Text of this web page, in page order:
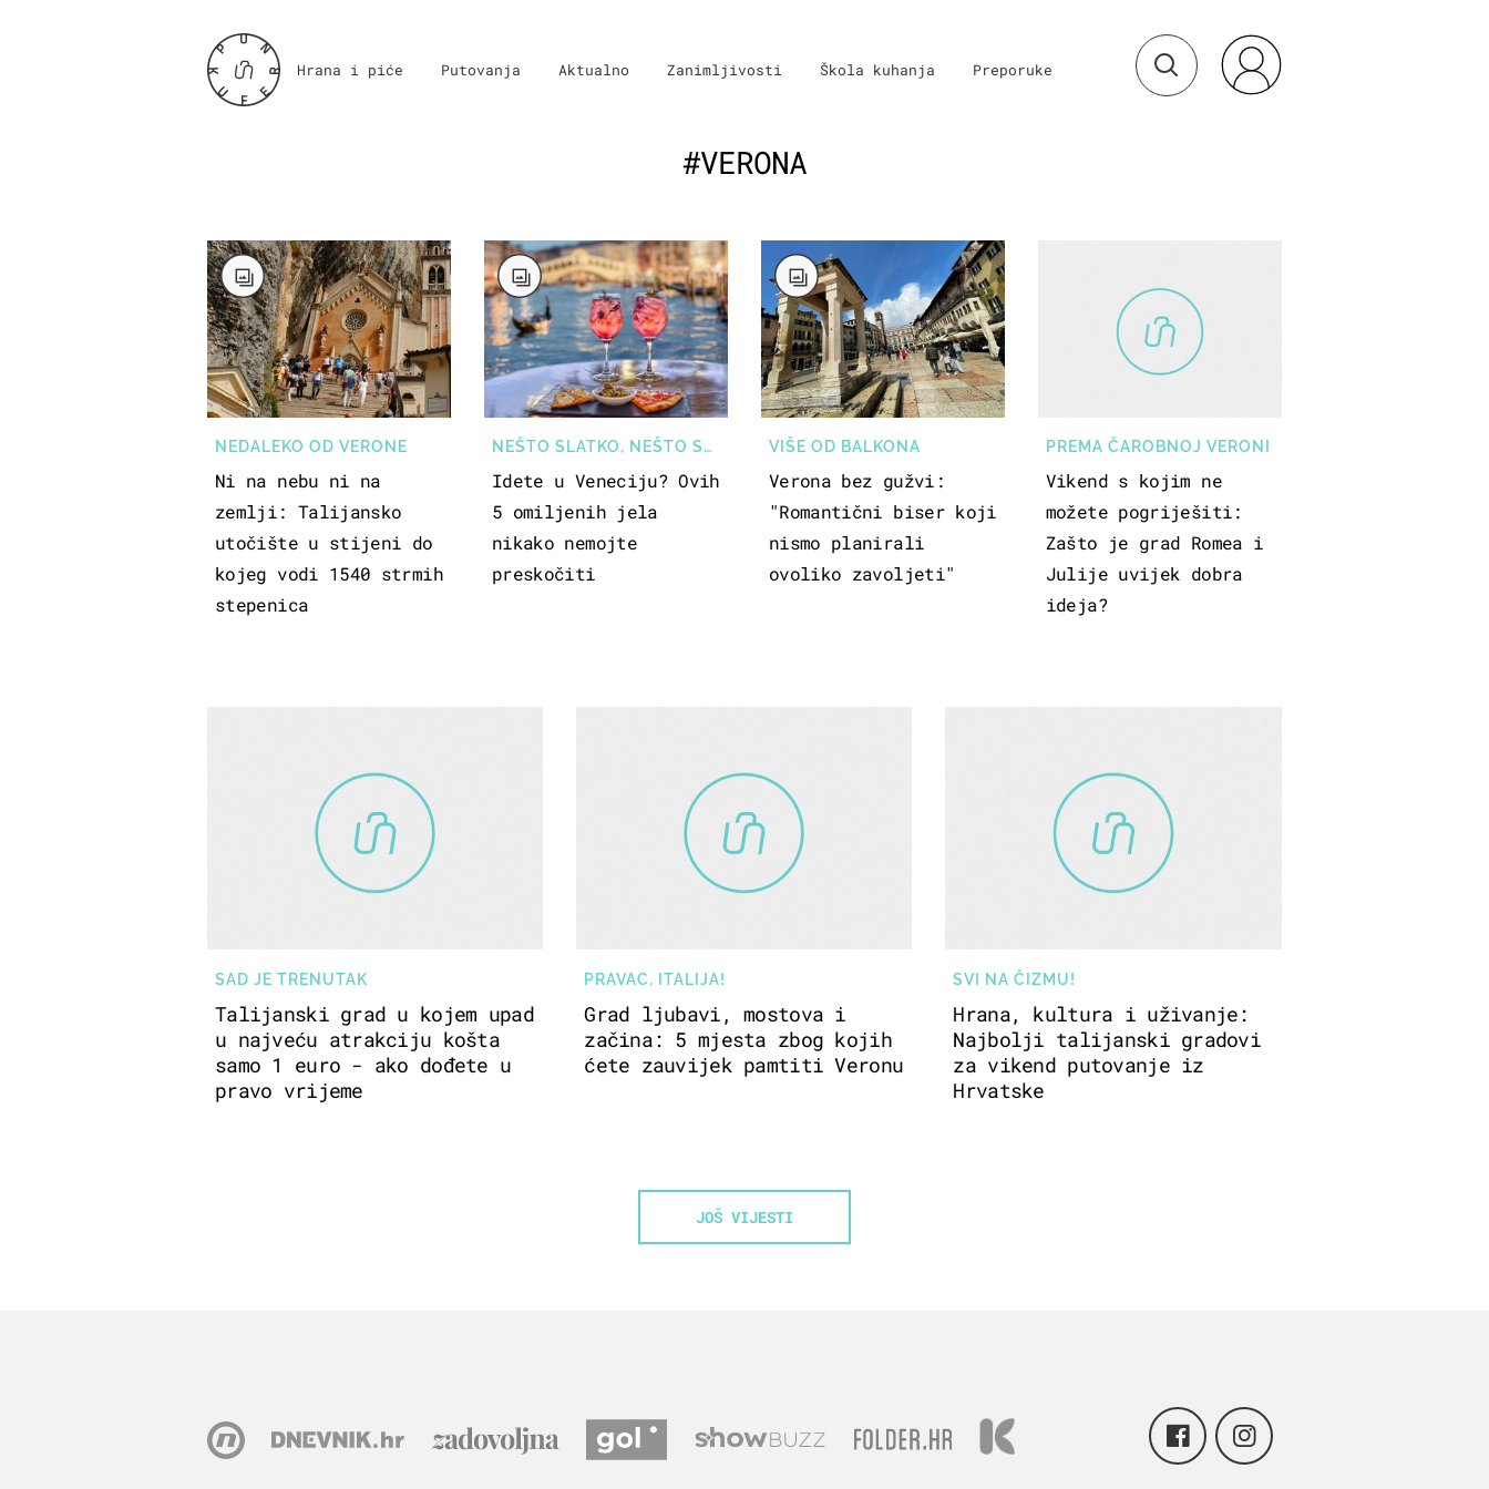
Hrana i piće Putovanja Aktualno Zanimljivosti Škola kuhanja Preporuke
#VERONA
NEDALEKO OD VERONE
Ni na nebu ni na
zemlji: Talijansko
utočište u stijeni do
kojeg vodi 1540 strmih
stepenica
NEŠTO SLATKO, NEŠTO SLANO
Idete u Veneciju? Ovih
5 omiljenih jela
nikako nemojte
preskočiti
VIŠE OD BALKONA
Verona bez gužvi:
"Romantični biser koji
nismo planirali
ovoliko zavoljeti"
PREMA ČAROBNOJ VERONI
Vikend s kojim ne
možete pogriješiti:
Zašto je grad Romea i
Julije uvijek dobra
ideja?
SAD JE TRENUTAK
Talijanski grad u kojem upad
u najveću atrakciju košta
samo 1 euro - ako dođete u
pravo vrijeme
PRAVAC, ITALIJA!
Grad ljubavi, mostova i
začina: 5 mjesta zbog kojih
ćete zauvijek pamtiti Veronu
SVI NA ČIZMU!
Hrana, kultura i uživanje:
Najbolji talijanski gradovi
za vikend putovanje iz
Hrvatske
JOŠ VIJESTI